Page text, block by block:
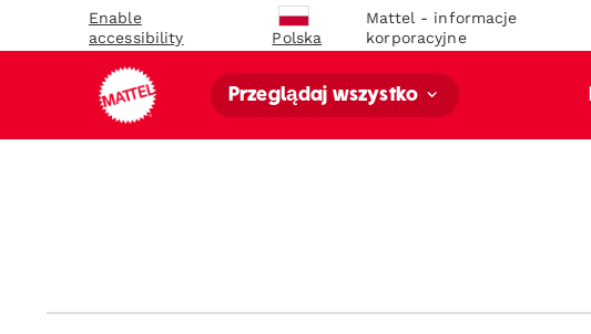
Enable
accessibility
Polska
Mattel - informacje
korporacyjne
Przeglądaj wszystko